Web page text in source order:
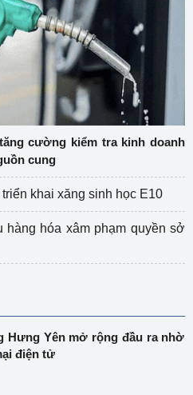
cường kiểm tra kinh doanh
cung
khai xăng sinh học E10
hàng hóa xâm phạm quyền sở
Hưng Yên mở rộng đầu ra nhờ
điện tử